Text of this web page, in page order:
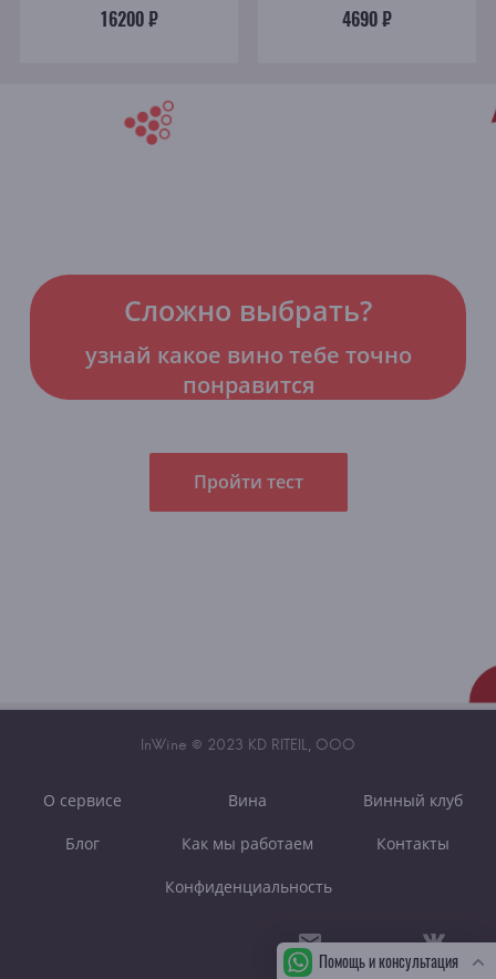
Помощь и консультация
16200 ₽ 4690 ₽
Сложно выбрать?
узнай какое вино тебе точно
понравится
Пройти тест
InWine © 2023 KD RITEIL, OOO
О сервисе Вина Винный клуб
Блог Как мы работаем Контакты
Конфиденциальность